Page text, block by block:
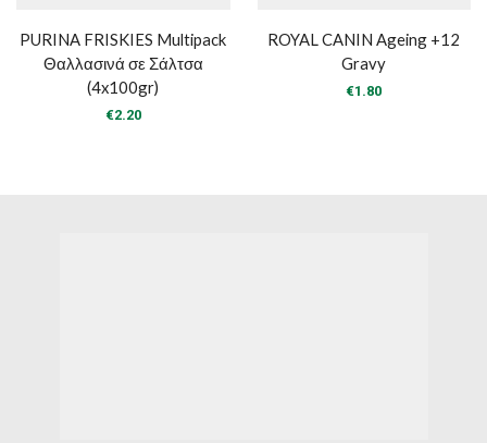
PURINA FRISKIES Multipack
Θαλλασινά σε Σάλτσα
(4x100gr)
€2.20
ROYAL CANIN Ageing +12
Gravy
€1.80